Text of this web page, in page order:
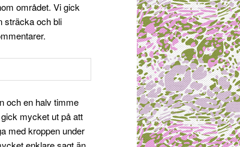
området. Vi gick
sträcka och bli
och en halv timme
mycket ut på att
med kroppen under